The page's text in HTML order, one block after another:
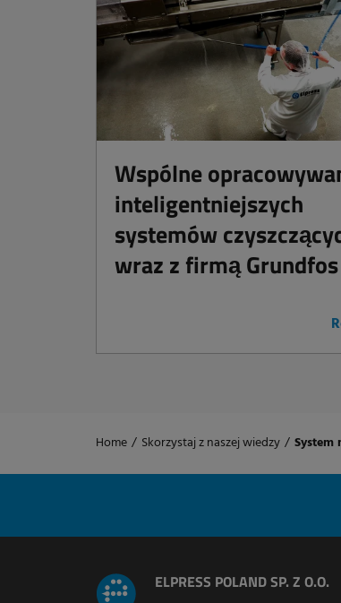
Wspólne
inteligentniejszych
systemów
wraz z firmą Grundfos
Home / Skorzystaj z naszej wiedzy / System
ELPRESS POLAND SP. Z O.O.